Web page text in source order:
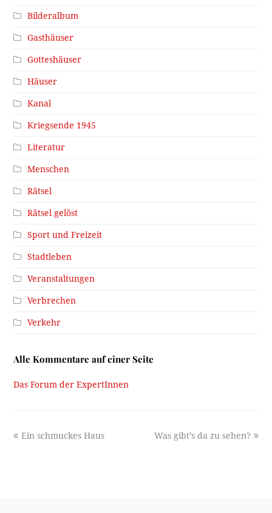
Bilderalbum
Gasthäuser
Gotteshäuser
Häuser
Kanal
Kriegsende 1945
Literatur
Menschen
Rätsel
Rätsel gelöst
Sport und Freizeit
Stadtleben
Veranstaltungen
Verbrechen
Verkehr
Alle Kommentare auf einer Seite
Das Forum der ExpertInnen
previous
Ein schmuckes Haus
next
Was gibt’s da zu sehen?